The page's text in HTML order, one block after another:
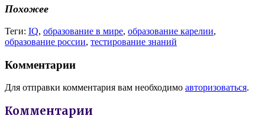
Похожее
Теги: IQ, образование в мире, образование карелии,
образование россии, тестирование знаний
Комментарии
Для отправки комментария вам необходимо авторизоваться.
Комментарии